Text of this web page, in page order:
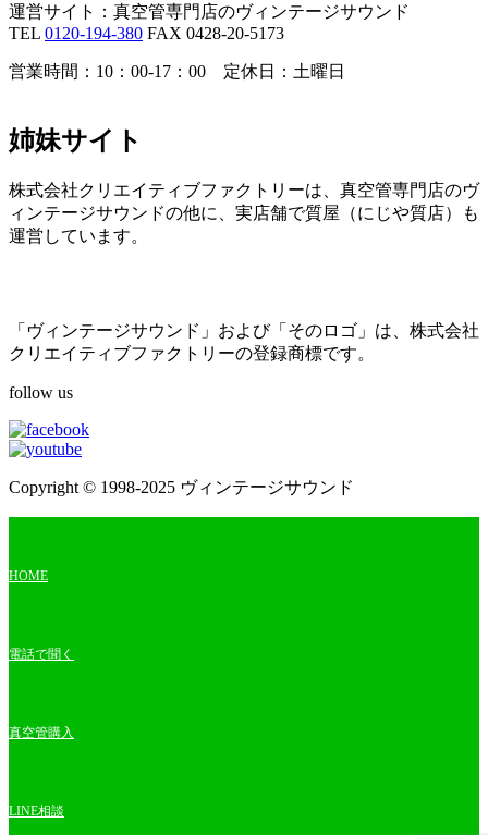
運営サイト：真空管専門店のヴィンテージサウンド
TEL 0120-194-380 FAX 0428-20-5173
営業時間：10：00-17：00 定休日：土曜日
姉妹サイト
株式会社クリエイティブファクトリーは、真空管専門店のヴ
ィンテージサウンドの他に、実店舗で質屋（にじや質店）も
運営しています。
「ヴィンテージサウンド」および「そのロゴ」は、株式会社
クリエイティブファクトリーの登録商標です。
follow us
Copyright © 1998-2025 ヴィンテージサウンド
HOME
電話で聞く
真空管購入
LINE相談